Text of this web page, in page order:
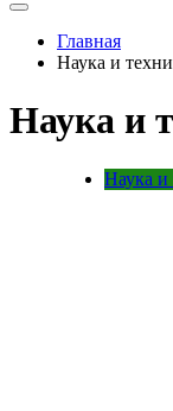
Главная
Наука и
Наука и
Наука и